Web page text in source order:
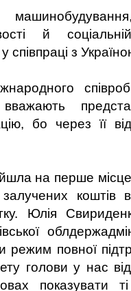
й
співпраці з
бо через її
на перше
залучених
Юлія
режим повної
голови у нас
показувати